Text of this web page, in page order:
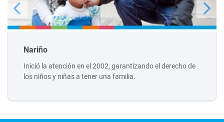
Nariño
Inició la atención en el 2002, garantizando el derecho de
los niños y niñas a tener una familia.